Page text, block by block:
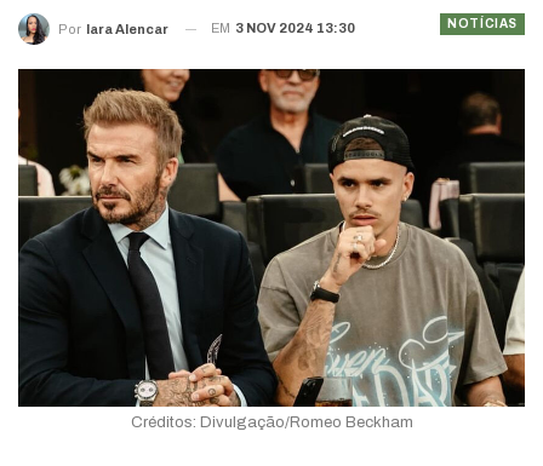
NOTÍCIAS
Por Iara Alencar EM 3 NOV 2024 13:30
Créditos: Divulgação/Romeo Beckham